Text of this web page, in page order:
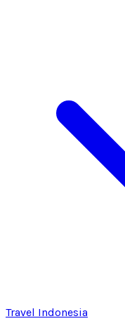
Travel Indonesia